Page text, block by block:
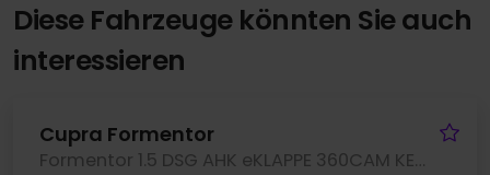
Diese Fahrzeuge könnten Sie auch
interessieren
Cupra Formentor
Formentor 1.5 DSG AHK eKLAPPE 360CAM KEYLESS